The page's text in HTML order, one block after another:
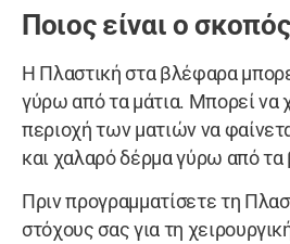
Ποιος είναι ο
Η Πλαστική στα βλέφαρα
γύρω από τα μάτια. Μπορεί να
περιοχή των ματιών να
και χαλαρό δέρμα γύρω από
Πριν προγραμματίσετε τη
στόχους σας για τη